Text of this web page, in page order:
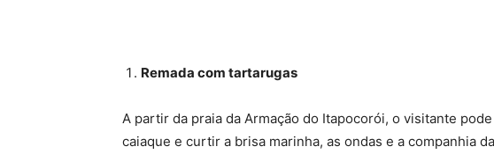
Remada com tartarugas
A partir da praia da Armação do Itapocorói, o visitante
caiaque e curtir a brisa marinha, as ondas e a companhia